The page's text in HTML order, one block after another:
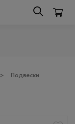
>
Подвески